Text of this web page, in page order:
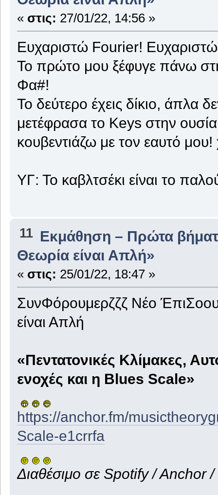
« στις: 27/01/22, 14:56 »
Ευχαριστώ Fourier! Ευχαριστώ
Το πρώτο μου ξέφυγε πάνω
Φα#!
Το δεύτερο έχεις δίκιο, άπλα
μετέφρασα το Keys στην
κουβεντιάζω με τον εαυτό
ΥΓ: Το καβλτσέκι είναι το
11 Εκμάθηση – Πρώτα
Θεωρία είναι Απλή»
« στις: 25/01/22, 18:47 »
ΣυνΦόρουμερζζζ Νέο
είναι Απλή
«Πεντατονικές Κλίμακες,
ενοχές και η Blues Scale»
https://anchor.fm/
Scale-e1crrfa
Διαθέσιμο σε Spotify / Anchor